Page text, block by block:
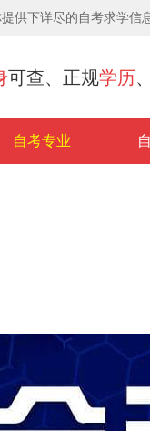
供下详尽的自考求学信
可查、正规学历
自考专业